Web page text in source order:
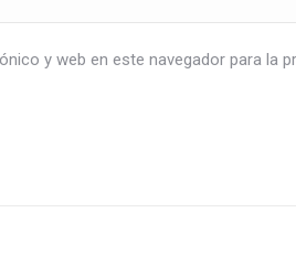
y web en este navegador para la